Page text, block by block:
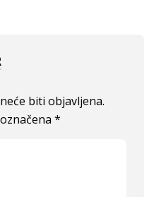
biti objavljena.
*